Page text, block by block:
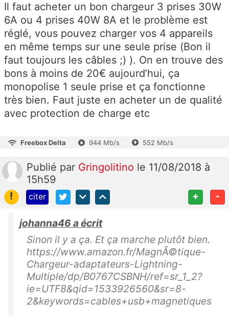
Il faut acheter un bon chargeur 3 prises 30W
6A ou 4 prises 40W 8A et le problème est
réglé, vous pouvez charger vos 4 appareils
en même temps sur une seule prise (Bon il
faut toujours les câbles ;) ). On en trouve des
bons à moins de 20€ aujourd’hui, ça
monopolise 1 seule prise et ça fonctionne
très bien. Faut juste en acheter un de qualité
avec protection de charge etc
Freebox Delta 944 Mb/s 552 Mb/s
Publié par Gringolitino le 11/08/2018 à
15h59
!
citer + -
johanna46 a écrit
Sinon il y a ça. Et ça marche plutôt bien.
https://www.amazon.fr/MagnÃ©tique-
Chargeur-adaptateurs-Lightning-
Multiple/dp/B0767CSBNH/ref=sr_1_2?
ie=UTF8&qid=1533926560&sr=8-
2&keywords=cables+usb+magnetiques